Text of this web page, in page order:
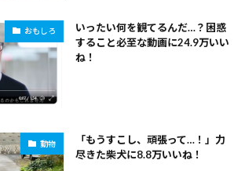
おもしろ
いったい何を観てるんだ…？困惑
すること必至な動画に24.9万いい
ね！
動物
「もうすこし、頑張って…！」力
尽きた柴犬に8.8万いいね！